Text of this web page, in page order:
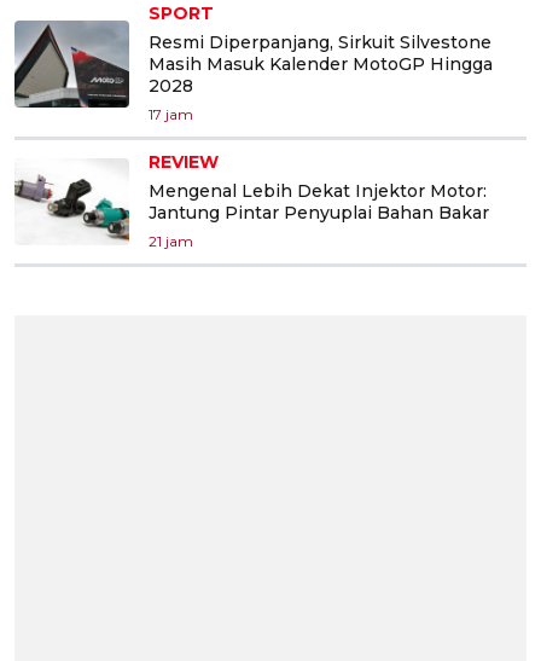
SPORT
Resmi Diperpanjang, Sirkuit Silvestone
Masih Masuk Kalender MotoGP Hingga
2028
17 jam
REVIEW
Mengenal Lebih Dekat Injektor Motor:
Jantung Pintar Penyuplai Bahan Bakar
21 jam